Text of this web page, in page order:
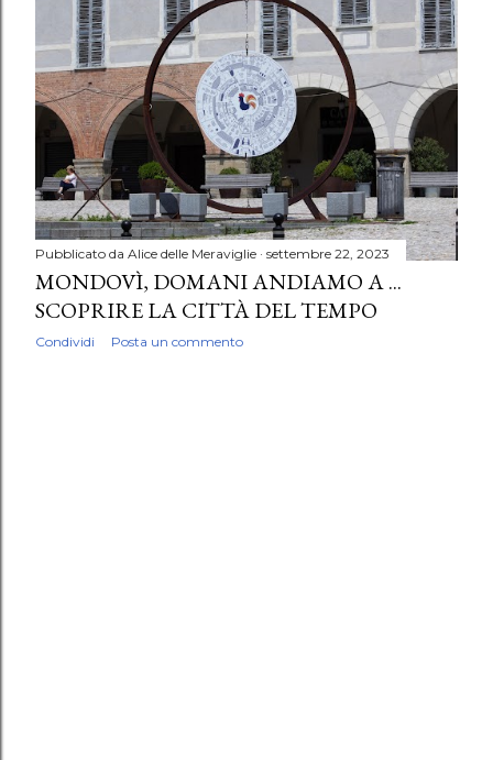
Pubblicato da Alice delle Meraviglie settembre 22, 2023
MONDOVÌ, DOMANI ANDIAMO A ...
SCOPRIRE LA CITTÀ DEL TEMPO
Condividi Posta un commento